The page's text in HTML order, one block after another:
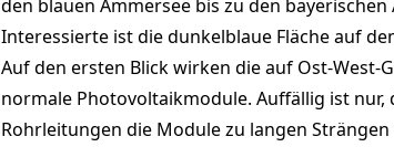
den blauen Ammersee bis zu den
Interessierte ist die dunkel­blaue Fläche auf
Auf den ersten Blick wirken die auf Ost-West-
normale Photovoltaikmo­dule. Auffällig ist nur,
Rohrleitungen die Module zu langen